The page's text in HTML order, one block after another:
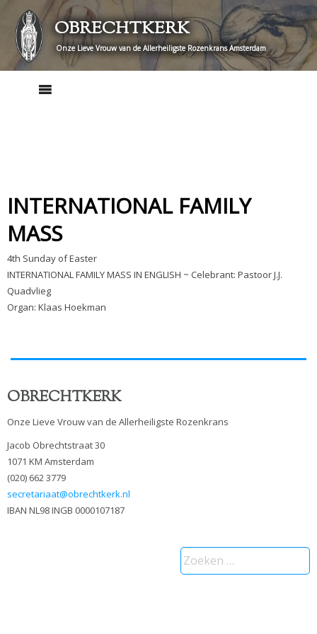
content
OBRECHTKERK
Onze Lieve Vrouw van de Allerheiligste Rozenkrans Amsterdam
INTERNATIONAL FAMILY
MASS
4th Sunday of Easter
INTERNATIONAL FAMILY MASS IN ENGLISH ~ Celebrant: Pastoor J.J.
Quadvlieg
Organ: Klaas Hoekman
OBRECHTKERK
Onze Lieve Vrouw van de Allerheiligste Rozenkrans
Jacob Obrechtstraat 30
1071 KM Amsterdam
(020) 662 3779
secretariaat@obrechtkerk.nl
IBAN NL98 INGB 0000107187
Zoeken
naar: